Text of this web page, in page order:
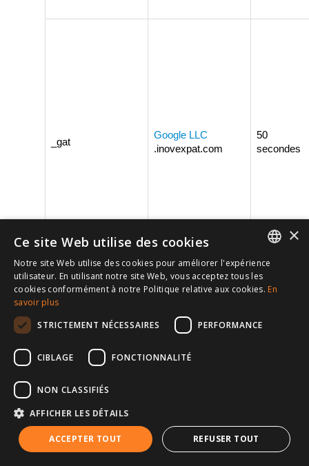
_gat
Google LLC
.inovexpat.com
50
secondes
Ciblage FRENCH
SPANISH
×
Ce site Web utilise des cookies
Notre site Web utilise des cookies pour améliorer l'expérience
utilisateur. En utilisant notre site Web, vous acceptez tous les
cookies conformément à notre Politique relative aux cookies. En
savoir plus
STRICTEMENT NÉCESSAIRES
PERFORMANCE
CIBLAGE FONCTIONNALITÉ
NON CLASSIFIÉS
AFFICHER LES DÉTAILS
ACCEPTER TOUT REFUSER TOUT